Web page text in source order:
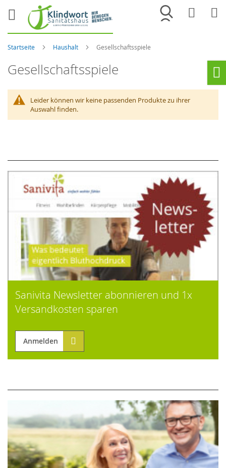
Merkliste
Startseite Haushalt Gesellschaftsspiele
Gesellschaftsspiele
Leider können wir keine passenden Produkte zu ihrer
Auswahl finden.
Sanivita Newsletter abonnieren und 1x
Versandkosten sparen
Anmelden